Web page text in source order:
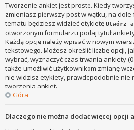
Tworzenie ankiet jest proste. Kiedy
zmieniasz pierwszy post w wątku, na
tematu będziesz widzieć etykietęUtwórz
otworzonym formularzu podaj tytuł
Każdą opcję należy wpisać w nowym
tekstowego. Możesz określić liczbę opcji,
wybrać, wyznaczyć czas trwania ankiety
także umożliwić użytkownikom zmianę
nie widzisz etykiety, prawdopodobnie nie
tworzenia ankiet.
Góra
Dlaczego nie można dodać więcej opcji